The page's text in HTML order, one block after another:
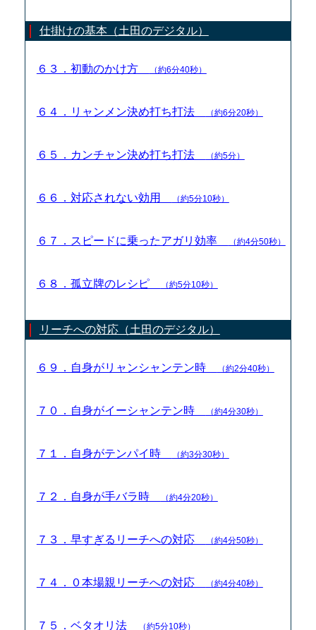
仕掛けの基本（土田のデジタル）
６３．初動のかけ方 （約6分40秒）
６４．リャンメン決め打ち打法 （約6分20秒）
６５．カンチャン決め打ち打法 （約5分）
６６．対応されない効用 （約5分10秒）
６７．スピードに乗ったアガリ効率 （約4分50秒）
６８．孤立牌のレシピ （約5分10秒）
リーチへの対応（土田のデジタル）
６９．自身がリャンシャンテン時 （約2分40秒）
７０．自身がイーシャンテン時 （約4分30秒）
７１．自身がテンパイ時 （約3分30秒）
７２．自身が手バラ時 （約4分20秒）
７３．早すぎるリーチへの対応 （約4分50秒）
７４．０本場親リーチへの対応 （約4分40秒）
７５．ベタオリ法 （約5分10秒）